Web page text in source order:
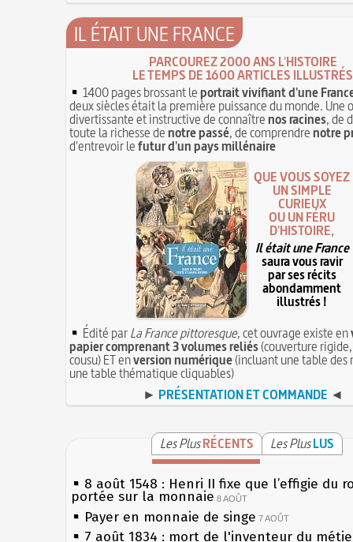
IL ÉTAIT UNE FRANCE
PARCOUREZ 2000 ANS L'HISTOIRE
LE TEMPS DE 1600 ARTICLES ILLUSTRÉS
1400 pages brossant leportrait vivifiant d'une
deux siècles était la première puissance du monde. Une
divertissante et instructive de connaîtrenos racines, de
toute la richesse denotre passé, de comprendrenotre
d'entrevoir lefutur d'un pays millénaire
QUE VOUS SOYEZ
UN SIMPLE
CURIEUX
OU UN FÉRU
D'HISTOIRE,
Il était une France
saura vous ravir
par ses récits
abondamment
illustrés !
Édité parLa France pittoresque, cet ouvrage existe en
papier comprenant 3 volumes reliés(couverture
cousu) ET enversion numérique(incluant une table des
une table thématique cliquables)
► PRÉSENTATION ET COMMANDE ◄
Les PlusRÉCENTS Les PlusLUS
8 août 1548 : Henri II fixe que l’effigie du
portée sur la monnaie 8 AOÛT
Payer en monnaie de singe 7 AOÛT
7 août 1834 : mort de l'inventeur du